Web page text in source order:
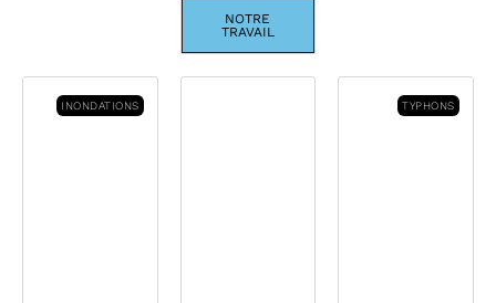
NOTRE
TRAVAIL
INONDATIONS TYPHONS